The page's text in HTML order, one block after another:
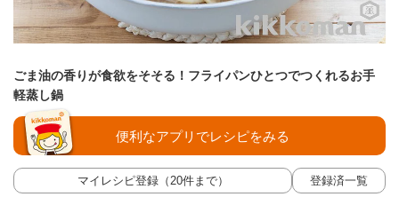
ごま油の香りが食欲をそそる！フライパンひとつでつくれるお手
軽蒸し鍋
マイレシピ登録（20件まで） 登録済一覧
便利なアプリでレシピをみる